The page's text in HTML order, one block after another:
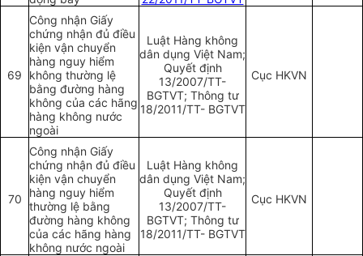
69
Công nhận Giấy
chứng nhận đủ điều
kiện vận chuyển
hàng nguy hiểm
không thường lệ
bằng đường hàng
không của các hãng
hàng không nước
ngoài
Luật Hàng không
dân dụng Việt Nam;
Quyết định
13/2007/TT-
BGTVT; Thông tư
18/2011/TT- BGTVT
Cục HKVN
70
Công nhận Giấy
chứng nhận đủ điều
kiện vận chuyển
hàng nguy hiểm
thường lệ bằng
đường hàng không
của các hãng hàng
không nước ngoài
Luật Hàng không
dân dụng Việt Nam;
Quyết định
13/2007/TT-
BGTVT; Thông tư
18/2011/TT- BGTVT
Cục HKVN